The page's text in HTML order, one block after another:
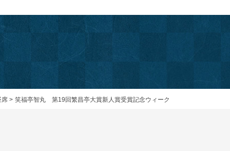
席 > 笑福亭智丸 第19回繁昌亭大賞新人賞受賞記念ウィーク